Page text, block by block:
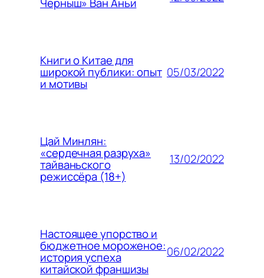
Книги о Китае для
широкой публики: опыт
и мотивы
05/03/2022
Цай Минлян:
«сердечная разруха»
тайваньского
режиссёра (18+)
13/02/2022
Настоящее упорство и
бюджетное мороженое:
история успеха
китайской франшизы
06/02/2022